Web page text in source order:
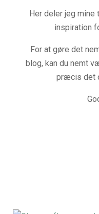
Her deler jeg mine
inspiration
For at gøre det
blog, kan du nemt
præcis det